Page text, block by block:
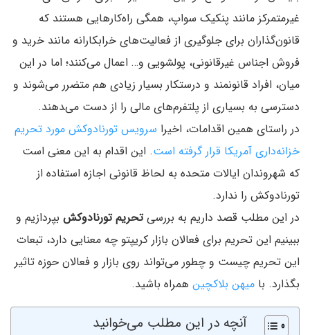
غیرمتمرکز مانند پنکیک سواپ، همگی راه‌کارهایی هستند که
قانون‌گذاران برای جلوگیری از فعالیت‌های خرابکارانه مانند خرید و
فروش اجناس غیرقانونی، پولشویی و… اعمال می‌کنند؛ اما در این
میان، افراد قانونمند و درستکار بسیار زیادی هم متضرر می‌شوند و
دسترسی به بسیاری از پلتفرم‌های مالی را از دست می‌‍دهند.
در راستای همین اقدامات، اخیرا سرویس تورنادوکش مورد تحریم
خزانه‌داری آمریکا قرار گرفته است. این اقدام به این معنی است
که شهروندان ایالات متحده به لحاظ قانونی اجازه استفاده از
تورنادوکش را ندارد.
در این مطلب قصد داریم به بررسیتحریم تورنادوکش بپردازیم و
ببینیم این تحریم برای فعالان بازار کریپتو چه معنایی دارد، تبعات
این تحریم چیست و چطور می‌تواند روی بازار و فعالان حوزه تاثیر
بگذارد. با میهن بلاکچین همراه باشید.
آنچه در این مطلب می‌خوانید